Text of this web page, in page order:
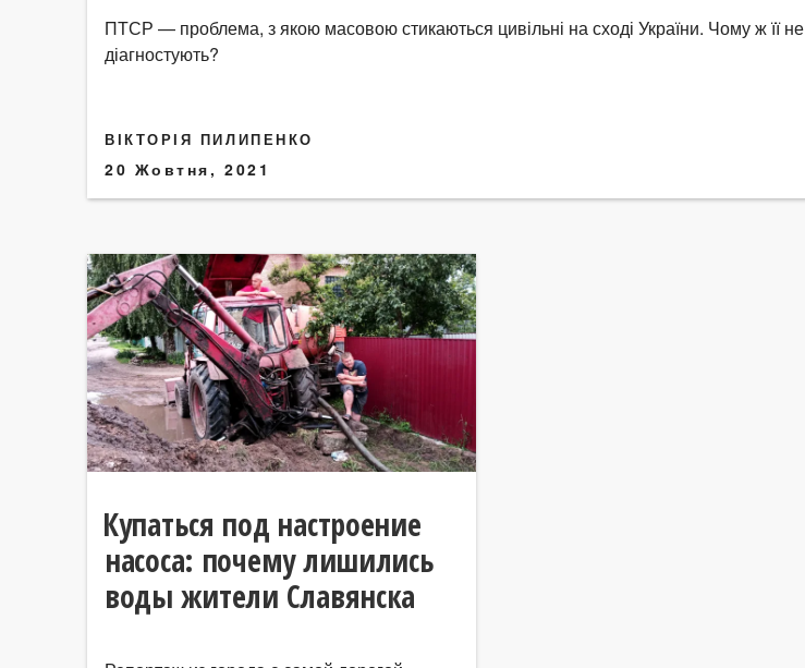
ПТСР — проблема, з якою масовою стикаються цивільні на сході України. Чому ж її не
діагностують?
ВІКТОРІЯ ПИЛИПЕНКО
20 Жовтня, 2021
Купаться под настроение
насоса: почему лишились
воды жители Славянска